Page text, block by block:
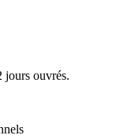
jours ouvrés.